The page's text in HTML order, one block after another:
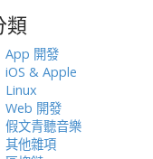
類
App 開發
iOS & Apple
Linux
Web 開發
假文青聽音樂
其他雜項